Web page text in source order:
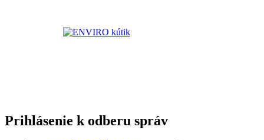
Prihlásenie k odberu správ